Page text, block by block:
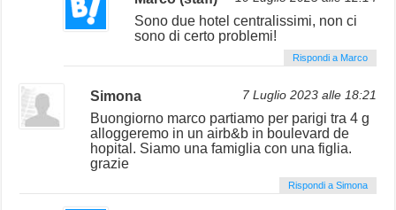
Sono due hotel centralissimi, non ci
sono di certo problemi!
Rispondi a Marco
Simona 7 Luglio 2023 alle 18:21
Buongiorno marco partiamo per parigi tra 4 g
alloggeremo in un airb&b in boulevard de
hopital. Siamo una famiglia con una figlia.
grazie
Rispondi a Simona